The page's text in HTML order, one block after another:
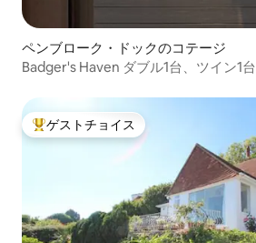
ペンブローク・ドックのコテージ
Badger's Haven ダブル1台、ツイン1台
大好評のゲストチョイスです。
ゲストチョイス